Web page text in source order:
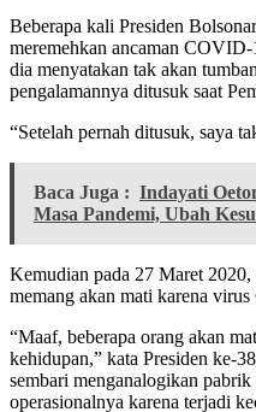
Beberapa kali Presiden
meremehkan ancaman
dia menyatakan tak akan
pengalamannya ditusuk saat
“Setelah pernah ditusuk, saya
Baca Juga : Indayati
Masa Pandemi, Ubah
Kemudian pada 27 Maret
memang akan mati karena virus
“Maaf, beberapa orang akan
kehidupan,” kata Presiden ke-
sembari menganalogikan
operasionalnya karena terjadi